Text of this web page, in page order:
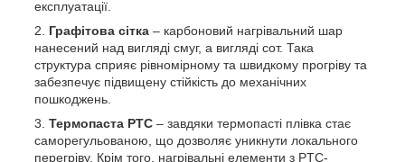
експлуатації.
Графітова сітка – карбоновий нагрівальний шар
нанесений над вигляді смуг, а вигляді сот. Така
структура сприяє рівномірному та швидкому прогріву та
забезпечує підвищену стійкість до механічних
пошкоджень.
Термопаста PTC – завдяки термопасті плівка стає
саморегульованою, що дозволяє уникнути локального
перегріву. Крім того, нагрівальні елементи з PTC-